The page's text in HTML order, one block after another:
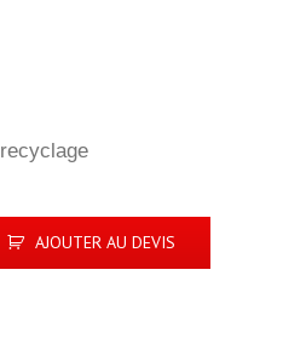
AJOUTER AU DEVIS